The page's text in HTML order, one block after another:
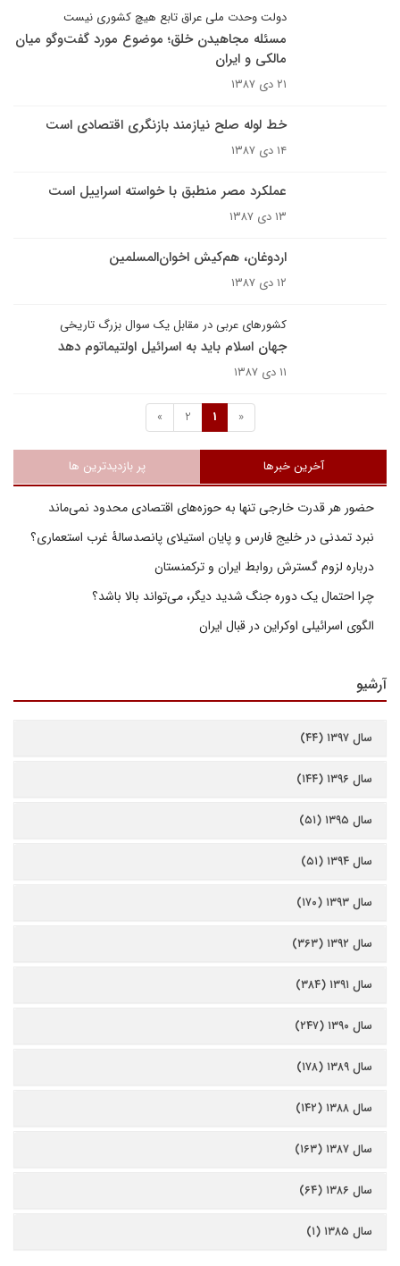
دولت وحدت ملی عراق تابع هیچ کشوری نیست
مسئله مجاهیدن خلق؛ موضوع مورد گفت‌و‌گو میان
مالکی و ایران
۲۱ دی ۱۳۸۷
خط لوله صلح نیازمند بازنگری اقتصادی است
۱۴ دی ۱۳۸۷
عملکرد مصر منطبق با خواسته اسراییل است
۱۳ دی ۱۳۸۷
اردوغان، هم‌کیش اخوان‌المسلمین
۱۲ دی ۱۳۸۷
کشورهای عربی در مقابل یک سوال بزرگ تاریخی
جهان اسلام باید به اسرائیل اولتیماتوم دهد
۱۱ دی ۱۳۸۷
«
1
2
»
آخرین خبرها پر بازدیدترین ها
حضور هر قدرت خارجی تنها به حوزه‌های اقتصادی محدود نمی‌ماند
نبرد تمدنی در خلیج فارس و پایان استیلای پانصدسالۀ غرب استعماری؟
درباره لزوم گسترش روابط ایران و ترکمنستان
چرا احتمال یک دوره جنگ شدید دیگر، می‌تواند بالا باشد؟
الگوی اسرائیلی اوکراین در قبال ایران
آرشیو
سال ۱۳۹۷ (۴۴)
سال ۱۳۹۶ (۱۴۴)
سال ۱۳۹۵ (۵۱)
سال ۱۳۹۴ (۵۱)
سال ۱۳۹۳ (۱۷۰)
سال ۱۳۹۲ (۳۶۳)
سال ۱۳۹۱ (۳۸۴)
سال ۱۳۹۰ (۲۴۷)
سال ۱۳۸۹ (۱۷۸)
سال ۱۳۸۸ (۱۴۲)
سال ۱۳۸۷ (۱۶۳)
سال ۱۳۸۶ (۶۴)
سال ۱۳۸۵ (۱)